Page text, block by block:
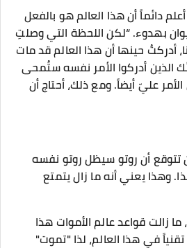
دائماً أن هذا العالم هو بالفعل
يوان بهدوء. “لكن اللحظة التي وصلتِ
أدركتُ حينها أن هذا العالم قد مات
الذين أدركوا الأمر نفسه ستُمحى
عليّ أيضاً. ومع ذلك، أحتاج أن
تتوقع أن روتو سيظل روتو نفسه
وهذا يعني أنه ما زال يتمتع
زالت قواعد عالم الأموات هذا
في هذا العالم، لذا "تموت"